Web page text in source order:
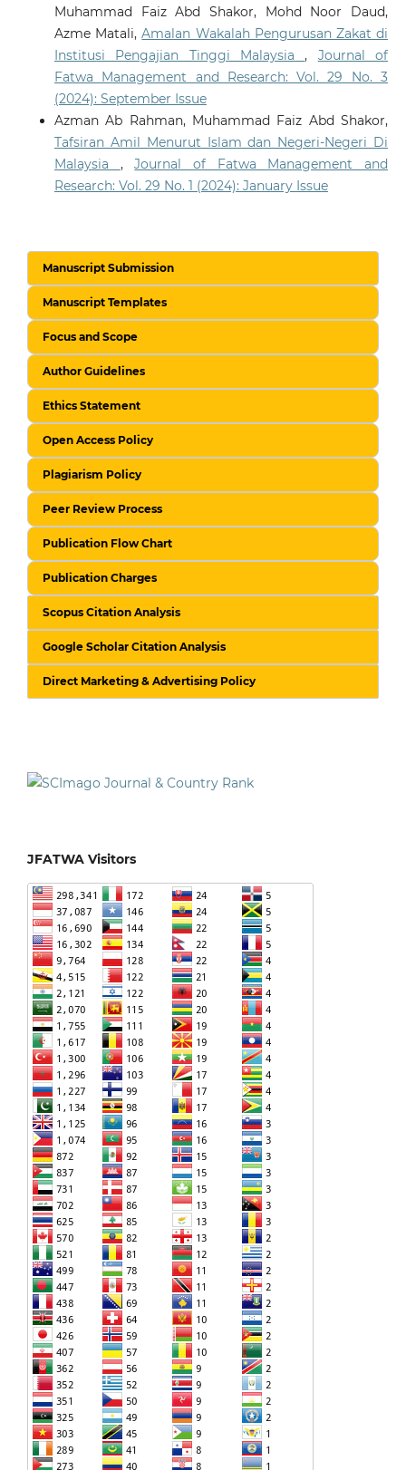
Muhammad Faiz Abd Shakor, Mohd Noor Daud,
Azme Matali,Amalan Wakalah Pengurusan Zakat di
Institusi Pengajian Tinggi Malaysia, Journal of
Fatwa Management and Research: Vol. 29 No. 3
(2024): September Issue
Azman Ab Rahman, Muhammad Faiz Abd Shakor,
Tafsiran Amil Menurut Islam dan Negeri-Negeri Di
Malaysia ,Journal of Fatwa Management and
Research: Vol. 29 No. 1 (2024): January Issue
Manuscript Submission
Manuscript Templates
Focus and Scope
Author Guidelines
Ethics Statement
Open Access Policy
Plagiarism Policy
Peer Review Process
Publication Flow Chart
Publication Charges
Scopus Citation Analysis
Google Scholar Citation Analysis
Direct Marketing & Advertising Policy
JFATWA Visitors